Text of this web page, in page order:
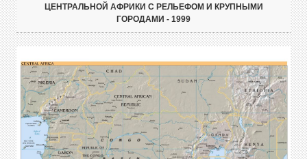
ЦЕНТРАЛЬНОЙ АФРИКИ С РЕЛЬЕФОМ И КРУПНЫМИ
ГОРОДАМИ - 1999